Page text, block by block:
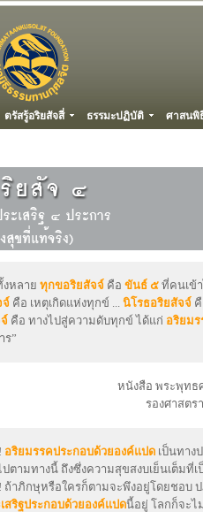
ตรัสรู้อริยสัจสี่ ธรรมะปฏิบัติ ศาสนพิ
หลาย ทุกขอริยสัจจ์ คือ ขันธ์ ๕ ที่คนเข้
คือ เหตุเกิดแห่งทุกข์ ... นิโรธอริยสัจจ์
คือ ทางไปสู่ความดับทุกข์ ได้แก่ อริยม
ร”
หนังสือ พระพุทธ
รองศาสตร
อริยมรรคประกอบด้วยองค์แปด เป็นทาง
ตามทางนี้ ถึงซึ่งความสุขสงบเย็นเต็มที่เ
ถ้าภิกษุหรือใครก็ตามจะพึงอยู่โดยชอบ
สริฐประกอบด้วยองค์แปดนี้อยู่ โลกก็จะไ